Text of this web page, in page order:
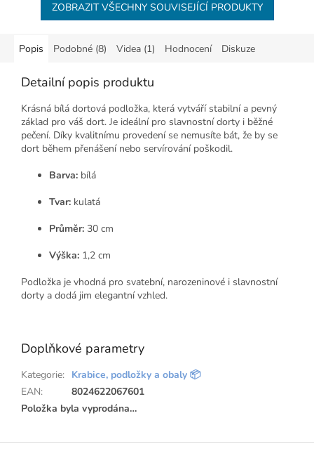
ZOBRAZIT VŠECHNY SOUVISEJÍCÍ PRODUKTY
Popis Podobné (8) Videa (1) Hodnocení Diskuze
Detailní popis produktu
Krásná bílá dortová podložka, která vytváří stabilní a pevný
základ pro váš dort. Je ideální pro slavnostní dorty i běžné
pečení. Díky kvalitnímu provedení se nemusíte bát, že by se
dort během přenášení nebo servírování poškodil.
Barva: bílá
Tvar: kulatá
Průměr: 30 cm
Výška: 1,2 cm
Podložka je vhodná pro svatební, narozeninové i slavnostní
dorty a dodá jim elegantní vzhled.
Doplňkové parametry
Kategorie: Krabice, podložky a obaly 📦
EAN:
8024622067601
Položka byla vyprodána…
Z